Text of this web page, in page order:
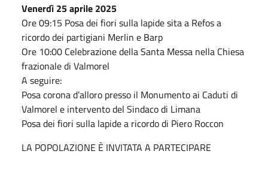
Venerdì 25 aprile 2025
Ore 09:15 Posa dei fiori sulla lapide sita a Refos a
ricordo dei partigiani Merlin e Barp
Ore 10:00 Celebrazione della Santa Messa nella Chiesa
frazionale di Valmorel
A seguire:
Posa corona d’alloro presso il Monumento ai Caduti di
Valmorel e intervento del Sindaco di Limana
Posa dei fiori sulla lapide a ricordo di Piero Roccon
LA POPOLAZIONE È INVITATA A PARTECIPARE